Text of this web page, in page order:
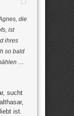
die
ist
ihres
so bald
…
sucht
ist.